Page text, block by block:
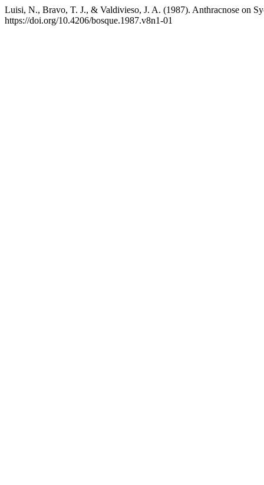
Luisi, N., Bravo, T. J., & Valdivieso, J. A. (1987). Anthracnose on
https://doi.org/10.4206/bosque.1987.v8n1-01